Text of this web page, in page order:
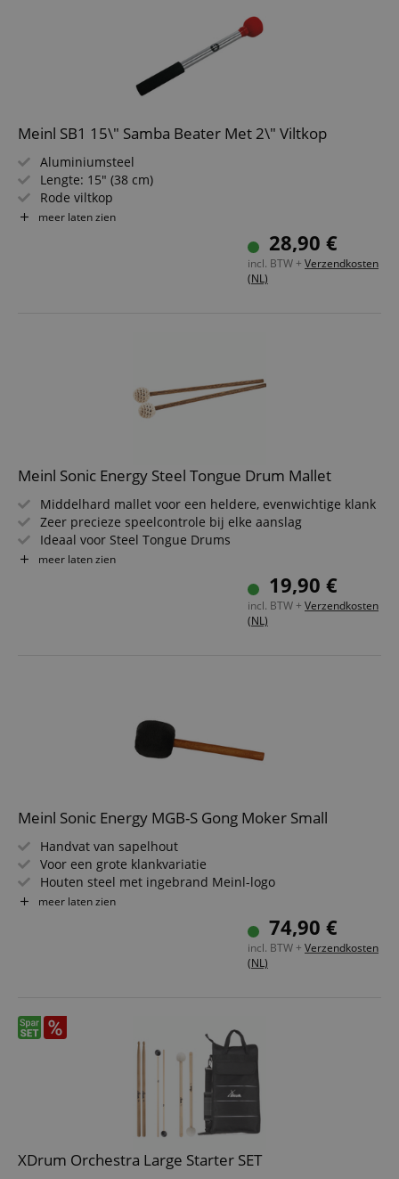
Meinl SB1 15\" Samba Beater Met 2\" Viltkop
Aluminiumsteel
Lengte: 15" (38 cm)
Rode viltkop
Voor surdos en repiniques
meer laten zien
28,90 €
incl. BTW + Verzendkosten
(NL)
Meinl Sonic Energy Steel Tongue Drum Mallet
Middelhard mallet voor een heldere, evenwichtige klank
Zeer precieze speelcontrole bij elke aanslag
Ideaal voor Steel Tongue Drums
Aangenaam warme toon met helder gedefinieerde
Robuuste materialen voor duurzaam dagelijks gebruik
meer laten zien
19,90 €
incl. BTW + Verzendkosten
(NL)
Meinl Sonic Energy MGB-S Gong Moker Small
Handvat van sapelhout
Voor een grote klankvariatie
Houten steel met ingebrand Meinl-logo
Lengte: 34 cm
meer laten zien
74,90 €
incl. BTW + Verzendkosten
(NL)
XDrum Orchestra Large Starter SET